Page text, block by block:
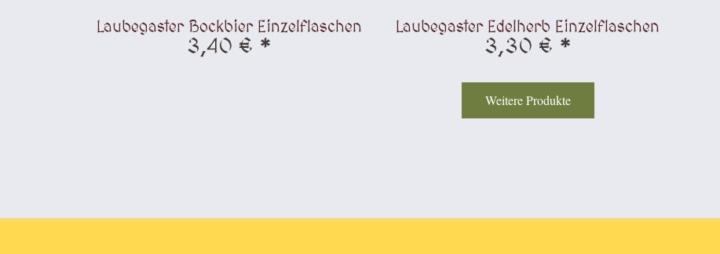
Laubegaster Bockbier Einzelflaschen
3,40 € *
Laubegaster Edelherb Einzelflaschen
3,30 € *
Weitere Produkte